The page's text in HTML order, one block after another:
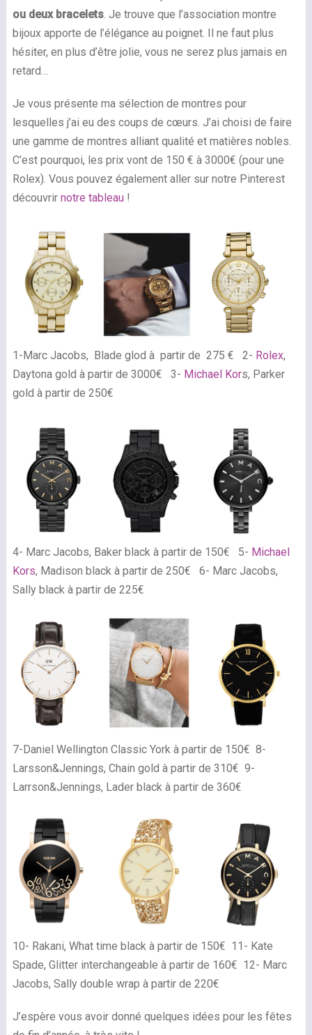
ou deux bracelets. Je trouve que l’association montre
bijoux apporte de l’élégance au poignet. Il ne faut plus
hésiter, en plus d’être jolie, vous ne serez plus jamais en
retard…
Je vous présente ma sélection de montres pour
lesquelles j’ai eu des coups de cœurs. J’ai choisi de faire
une gamme de montres alliant qualité et matières nobles.
C’est pourquoi, les prix vont de 150 € à 3000€ (pour une
Rolex). Vous pouvez également aller sur notre Pinterest
découvrir notre tableau!
1-Marc Jacobs, Blade glod à partir de 275 € 2- Rolex,
Daytona gold à partir de 3000€ 3- Michael Kors, Parker
gold à partir de 250€
4- Marc Jacobs, Baker black à partir de 150€ 5- Michael
Kors, Madison black à partir de 250€ 6- Marc Jacobs,
Sally black à partir de 225€
7-Daniel Wellington Classic York à partir de 150€ 8-
Larsson&Jennings, Chain gold à partir de 310€ 9-
Larrson&Jennings, Lader black à partir de 360€
10- Rakani, What time black à partir de 150€ 11- Kate
Spade, Glitter interchangeable à partir de 160€ 12- Marc
Jacobs, Sally double wrap à partir de 220€
J’espère vous avoir donné quelques idées pour les fêtes